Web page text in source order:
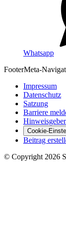
Whatsapp
FooterMeta-
Impressum
Datenschutz
Satzung
Barriere
Cookie-
Beitrag
© Copyright 2026